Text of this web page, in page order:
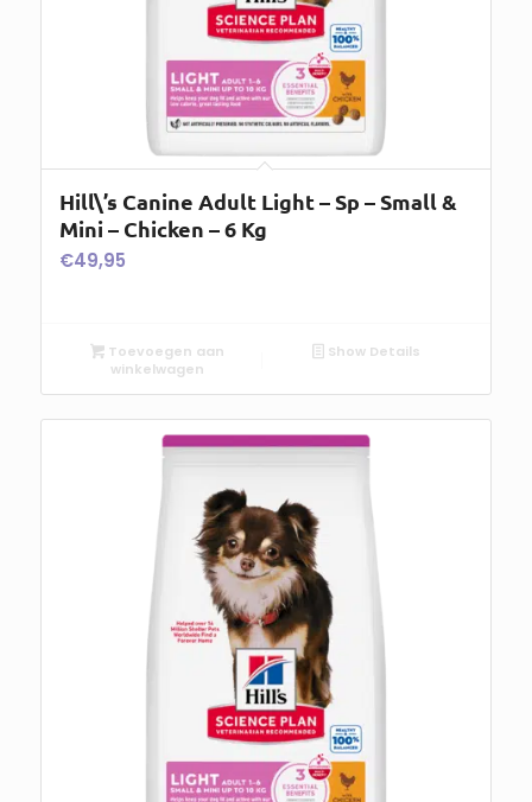
Hill\’s Canine Adult Light – Sp – Small &
Mini – Chicken – 6 Kg
€49,95
Toevoegen aan
winkelwagen
Show Details